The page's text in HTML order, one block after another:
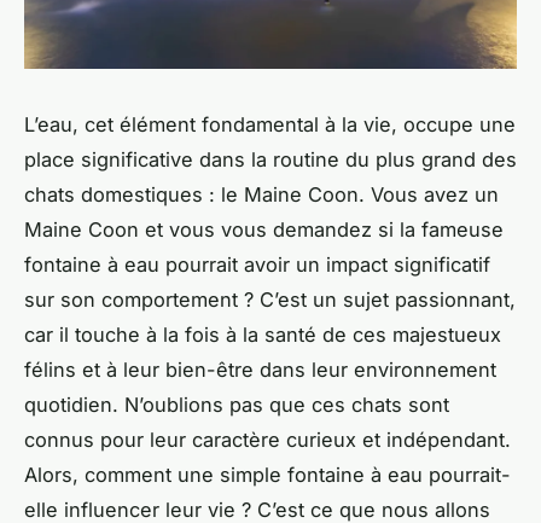
L’eau, cet élément fondamental à la vie, occupe une
place significative dans la routine du plus grand des
chats domestiques : le Maine Coon. Vous avez un
Maine Coon et vous vous demandez si la fameuse
fontaine à eau pourrait avoir un impact significatif
sur son comportement ? C’est un sujet passionnant,
car il touche à la fois à la santé de ces majestueux
félins et à leur bien-être dans leur environnement
quotidien. N’oublions pas que ces chats sont
connus pour leur caractère curieux et indépendant.
Alors, comment une simple fontaine à eau pourrait-
elle influencer leur vie ? C’est ce que nous allons